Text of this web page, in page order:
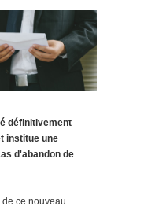
définitivement
institue une
d'abandon de
ce nouveau